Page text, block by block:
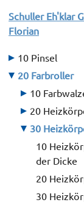
Hier dürfen
unserer
Schuller Eh'klar
Florian
10 Pinsel
20 Farbroller
10
20
30
10
der Dicke
20
30